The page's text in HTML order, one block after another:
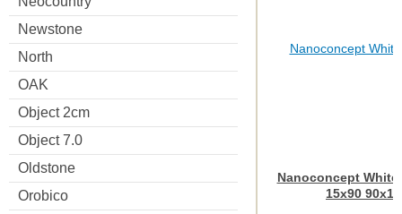
Newstone
North
OAK
Object 2cm
Object 7.0
Oldstone
Orobico
Nanoconcept White
15x90 90x15